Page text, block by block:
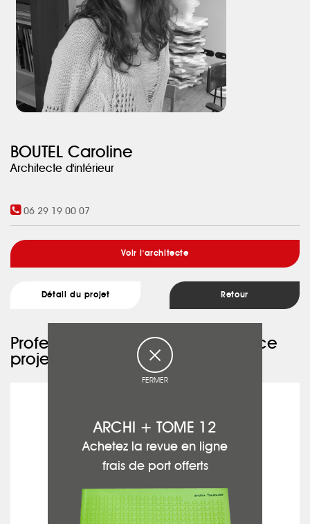
BOUTEL Caroline
Architecte d'intérieur
06 29 19 00 07
Voir l'architecte
Détail du projet Retour
Professionnels ayant participé à ce
projet :
FERMER
ARCHI + TOME 12
Achetez la revue en ligne
frais de port offerts